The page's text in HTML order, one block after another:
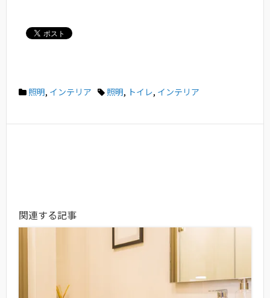
照明, インテリア 照明, トイレ, インテリア
関連する記事